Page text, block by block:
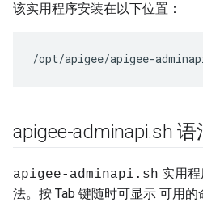
该实用程序安装在以下位置：
/opt/apigee/apigee-
apigee-adminapi.sh 语
apigee-adminapi.sh 实用
法。按 Tab 键随时可显示 可用的